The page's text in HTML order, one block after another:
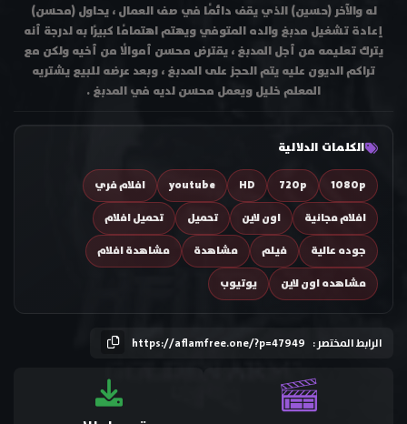
له والآخر (حسين) الذي يقف دائمًا في صف العمال ، يحاول (محسن)
إعادة تشغيل مدبغ والده المتوفي ويهتم اهتمامًا كبيرًا به لدرجة أنه
يترك تعليمه من أجل المدبغ ، يقترض محسن أموالًا من أخيه ولكن مع
تراكم الديون عليه يتم الحجز على المدبغ ، وبعد عرضه للبيع يشتريه
المعلم خليل ويعمل محسن لديه في المدبغ .
الكلمات الدلالية
1080p
720p
HD
youtube
افلام فري
افلام مجانية
اون لاين تحميل
تحميل افلام
جوده عالية
فيلم مشاهدة
مشاهدة افلام
مشاهده اون لاين
يوتيوب
الرابط المختصر : https://aflamfree.one/?p=47949